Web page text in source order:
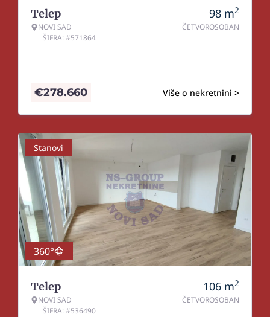
Telep
NOVI SAD
ŠIFRA: #571864
98 m2
ČETVOROSOBAN
Više o nekretnini >
€278.660
Stanovi
360°
Telep
NOVI SAD
ŠIFRA: #536490
106 m2
ČETVOROSOBAN